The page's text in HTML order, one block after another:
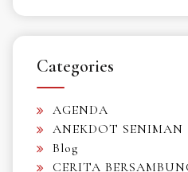
Categories
AGENDA
ANEKDOT SENIMAN
Blog
CERITA